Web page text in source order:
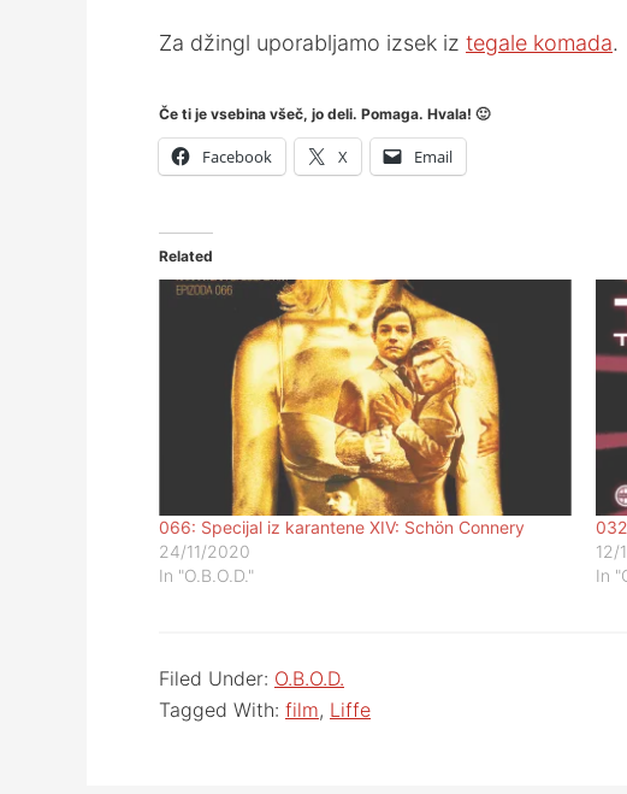
Za džingl uporabljamo izsek iz tegale komada.
Če ti je vsebina všeč, jo deli. Pomaga. Hvala! 🙂
Facebook X Email
Related
066: Specijal iz karantene XIV: Schön Connery
24/11/2020
In "O.B.O.D."
12/
In
Filed Under: O.B.O.D.
Tagged With: film, Liffe